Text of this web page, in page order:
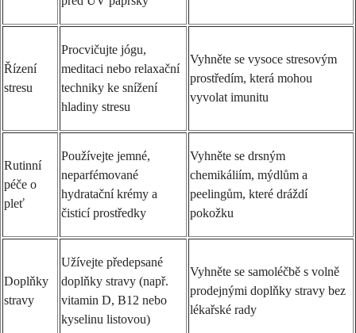
Řízení
stresu
Procvičujte jógu,
meditaci nebo relaxační
techniky ke snížení
hladiny stresu
Vyhněte se vysoce stresovým
prostředím, která mohou
vyvolat imunitu
Rutinní
péče o
pleť
Používejte jemné,
neparfémované
hydratační krémy a
čisticí prostředky
Vyhněte se drsným
chemikáliím, mýdlům a
peelingům, které dráždí
pokožku
Doplňky
stravy
Užívejte předepsané
doplňky stravy (např.
vitamin D, B12 nebo
kyselinu listovou)
Vyhněte se samoléčbě s volně
prodejnými doplňky stravy bez
lékařské rady